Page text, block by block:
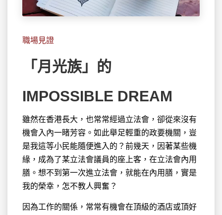
職場見證
「月光族」的
IMPOSSIBLE DREAM
雖然在香港長大，也常常經過立法會，卻從來沒有
機會入內一睹芳容。如此舉足輕重的政要機關，豈
是我這等小民能隨便進入的？前幾天，因著某些機
緣，成為了某立法會議員的座上客，在立法會內用
膳。想不到第一次進立法會，就能在內用膳，實是
我的榮幸，怎不教人興奮？
因為工作的關係，常常有機會在頂級的酒店或頂好